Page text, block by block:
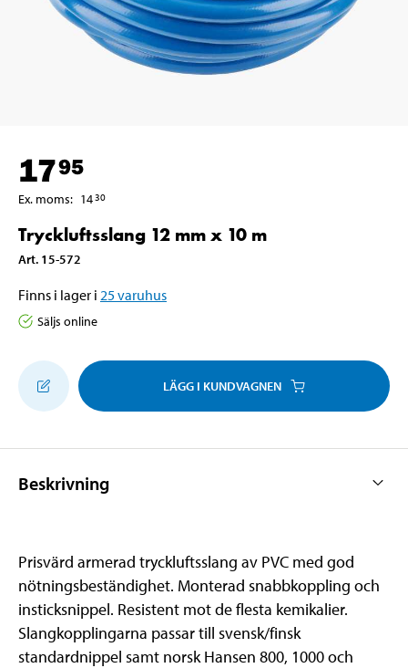
1795
Ex. moms: 1430
Tryckluftsslang 12 mm x 10 m
Art. 15-572
Finns i lager i 25varuhus
Säljs online
LÄGG I KUNDVAGNEN
Beskrivning
Prisvärd armerad tryckluftsslang av PVC med god
nötningsbeständighet. Monterad snabbkoppling och
insticksnippel. Resistent mot de flesta kemikalier.
Slangkopplingarna passar till svensk/finsk
standardnippel samt norsk Hansen 800, 1000 och